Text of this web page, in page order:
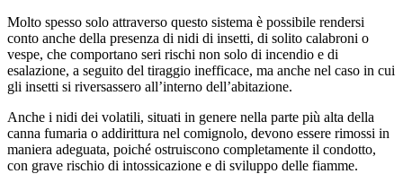
Molto spesso solo attraverso questo sistema è possibile rendersi
conto anche della presenza di nidi di insetti, di solito calabroni o
vespe, che comportano seri rischi non solo di incendio e di
esalazione, a seguito del tiraggio inefficace, ma anche nel caso in cui
gli insetti si riversassero all’interno dell’abitazione.
Anche i nidi dei volatili, situati in genere nella parte più alta della
canna fumaria o addirittura nel comignolo, devono essere rimossi in
maniera adeguata, poiché ostruiscono completamente il condotto,
con grave rischio di intossicazione e di sviluppo delle fiamme.